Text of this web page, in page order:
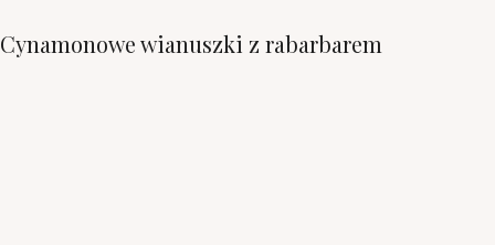
Cynamonowe wianuszki z rabarbarem